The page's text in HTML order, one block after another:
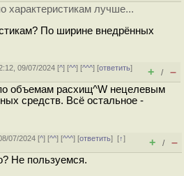
характеристикам лучше...
По ширине внедрённых
09/07/2024 [^] [^^] [^^^] [ответить]
+ / –
объемам расхищ^W нецелевым
средств. Всё остальное -
07/2024 [^] [^^] [^^^] [ответить][↑]
+ / –
Не пользуемся.